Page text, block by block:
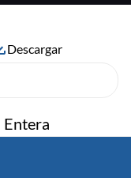
Entera
Descargar